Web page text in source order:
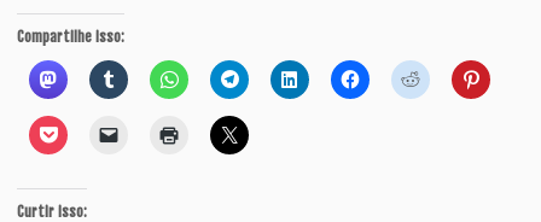
Compartilhe isso:
Curtir isso: